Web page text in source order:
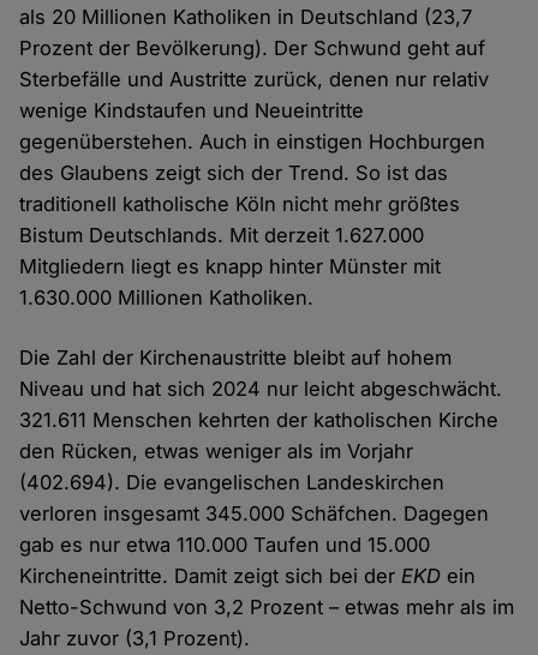
als 20 Millionen Katholiken in Deutschland (23,7
Prozent der Bevölkerung). Der Schwund geht auf
Sterbefälle und Austritte zurück, denen nur relativ
wenige Kindstaufen und Neueintritte
gegenüberstehen. Auch in einstigen Hochburgen
des Glaubens zeigt sich der Trend. So ist das
traditionell katholische Köln nicht mehr größtes
Bistum Deutschlands. Mit derzeit 1.627.000
Mitgliedern liegt es knapp hinter Münster mit
1.630.000 Millionen Katholiken.
Die Zahl der Kirchenaustritte bleibt auf hohem
Niveau und hat sich 2024 nur leicht abgeschwächt.
321.611 Menschen kehrten der katholischen Kirche
den Rücken, etwas weniger als im Vorjahr
(402.694). Die evangelischen Landeskirchen
verloren insgesamt 345.000 Schäfchen. Dagegen
gab es nur etwa 110.000 Taufen und 15.000
Kircheneintritte. Damit zeigt sich bei derEKD ein
Netto-Schwund von 3,2 Prozent – etwas mehr als im
Jahr zuvor (3,1 Prozent).